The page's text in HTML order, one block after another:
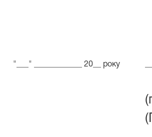
"___" ____________ 20__ року